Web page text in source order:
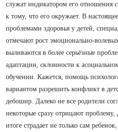
служат индикатором его отношения
к тому, что его окружает. В
проблемами здоровья у детей,
отмечают рост эмоционально-
выливаются в более серьёзные
адаптации, склонности к
обучении. Кажется, помощь
вариантом разрешить конфликт в
дебошир. Далеко не все родители
некоторые сразу отрицают
итоге страдает не только сам